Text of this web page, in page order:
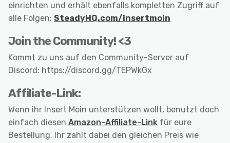
einrichten und erhält ebenfalls kompletten Zugriff auf
alle Folgen: SteadyHQ.com/insertmoin
Join the Community! <3
Kommt zu uns auf den Community-Server auf
Discord: https://discord.gg/TEPWkGx
Affiliate-Link:
Wenn ihr Insert Moin unterstützen wollt, benutzt doch
einfach diesen Amazon-Affiliate-Link für eure
Bestellung. Ihr zahlt dabei den gleichen Preis wie